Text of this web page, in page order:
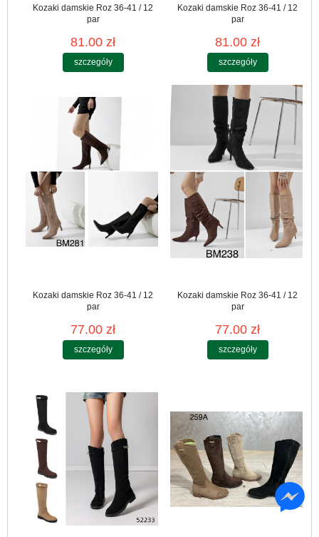
Kozaki damskie Roz 36-41 / 12
par
81.00 zł
szczegóły
Kozaki damskie Roz 36-41 / 12
par
81.00 zł
szczegóły
Kozaki damskie Roz 36-41 / 12
par
77.00 zł
szczegóły
Kozaki damskie Roz 36-41 / 12
par
77.00 zł
szczegóły